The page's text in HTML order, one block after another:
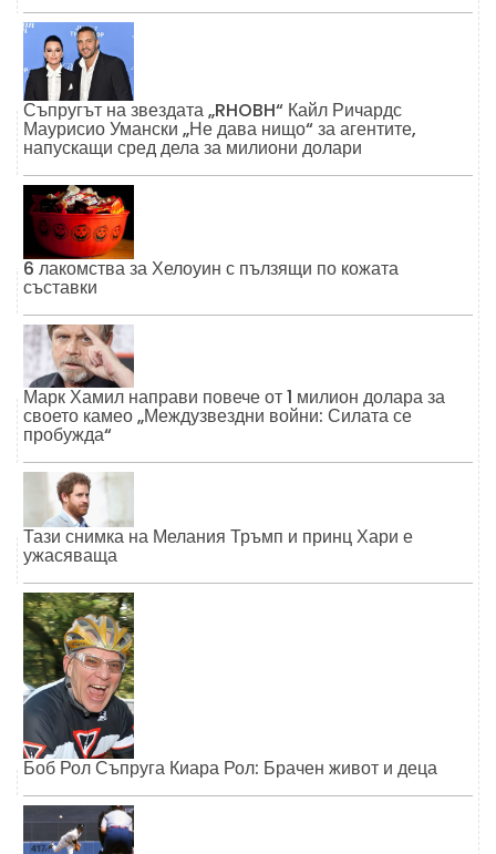
Съпругът на звездата „RHOBH“ Кайл Ричардс
Маурисио Умански „Не дава нищо“ за агентите,
напускащи сред дела за милиони долари
6 лакомства за Хелоуин с пълзящи по кожата
съставки
Марк Хамил направи повече от 1 милион долара за
своето камео „Междузвездни войни: Силата се
пробужда“
Тази снимка на Мелания Тръмп и принц Хари е
ужасяваща
Боб Рол Съпруга Киара Рол: Брачен живот и деца